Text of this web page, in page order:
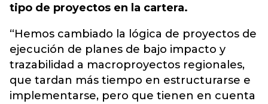
tipo de proyectos en la cartera.
“Hemos cambiado la lógica de proyectos de
ejecución de planes de bajo impacto y
trazabilidad a macroproyectos regionales,
que tardan más tiempo en estructurarse e
implementarse, pero que tienen en cuenta